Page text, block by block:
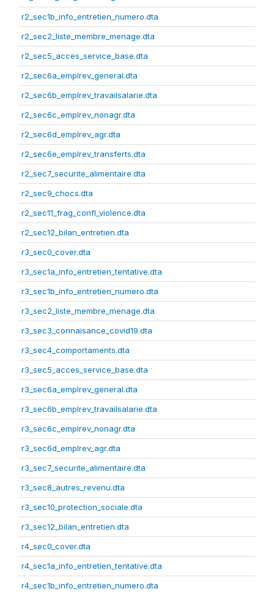
r2_sec1b_info_entretien_numero.dta
r2_sec2_liste_membre_menage.dta
r2_sec5_acces_service_base.dta
r2_sec6a_emplrev_general.dta
r2_sec6b_emplrev_travailsalarie.dta
r2_sec6c_emplrev_nonagr.dta
r2_sec6d_emplrev_agr.dta
r2_sec6e_emplrev_transferts.dta
r2_sec7_securite_alimentaire.dta
r2_sec9_chocs.dta
r2_sec11_frag_confl_violence.dta
r2_sec12_bilan_entretien.dta
r3_sec0_cover.dta
r3_sec1a_info_entretien_tentative.dta
r3_sec1b_info_entretien_numero.dta
r3_sec2_liste_membre_menage.dta
r3_sec3_connaisance_covid19.dta
r3_sec4_comportaments.dta
r3_sec5_acces_service_base.dta
r3_sec6a_emplrev_general.dta
r3_sec6b_emplrev_travailsalarie.dta
r3_sec6c_emplrev_nonagr.dta
r3_sec6d_emplrev_agr.dta
r3_sec7_securite_alimentaire.dta
r3_sec8_autres_revenu.dta
r3_sec10_protection_sociale.dta
r3_sec12_bilan_entretien.dta
r4_sec0_cover.dta
r4_sec1a_info_entretien_tentative.dta
r4_sec1b_info_entretien_numero.dta